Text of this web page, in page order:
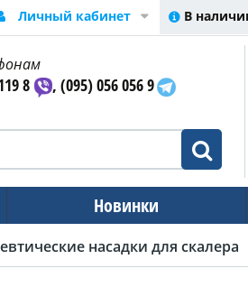
В
Личный кабинет
8 , (095) 056 056 9
Новинки
насадки для скалера